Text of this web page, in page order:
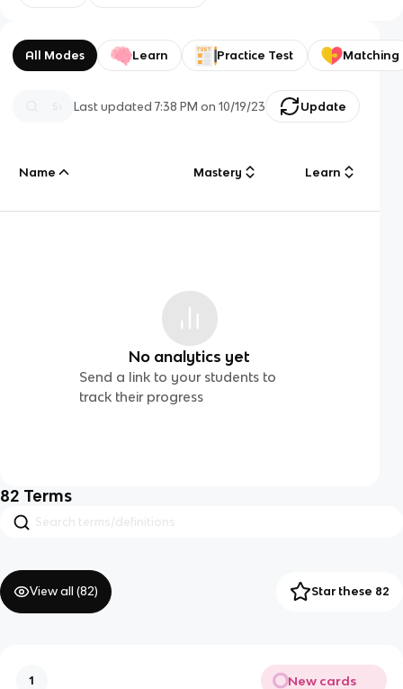
All Modes Learn Practice Test Matching
Last updated7:38 PM on 10/19/23 Update
Name Mastery Learn
No analytics yet
Send a link to your students to
track their progress
82 Terms
View all (82) Star these 82
1 New cards